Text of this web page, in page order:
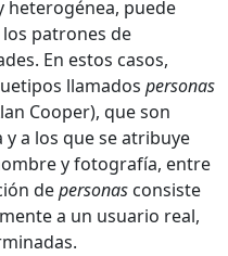
heterogénea, puede
patrones de
En estos casos,
llamados personas
Cooper), que son
a los que se atribuye
y fotografía, entre
depersonas consiste
a un usuario real,